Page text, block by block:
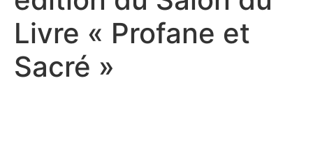
Livre « Profane et
Sacré »